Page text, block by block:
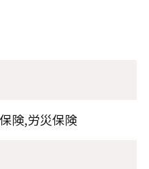
険,労災保険